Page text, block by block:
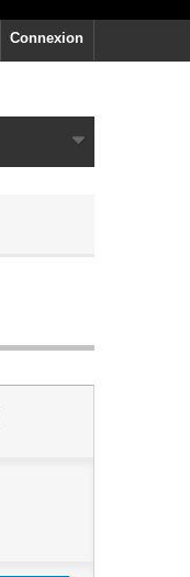
Connexion